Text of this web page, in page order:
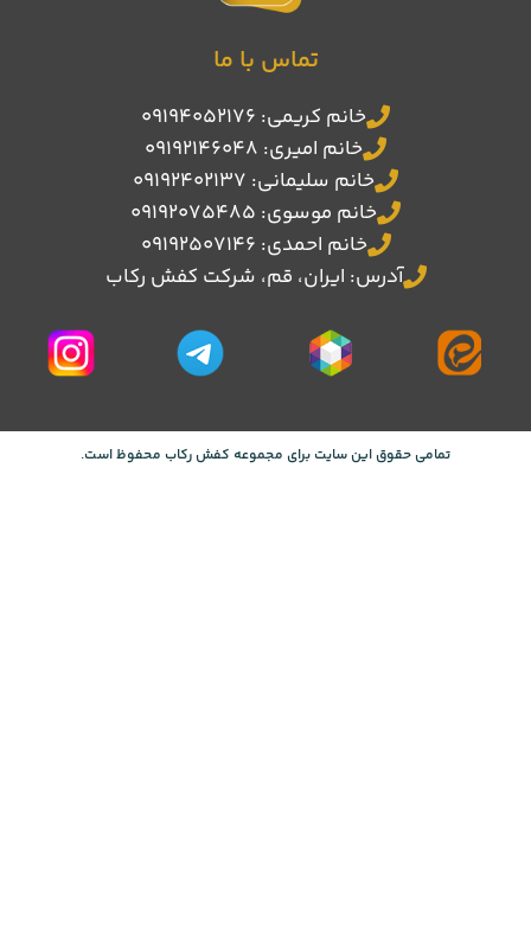
تماس با ما
خانم کریمی: 09194052176
خانم امیری: 09192146048
خانم سلیمانی: 09192402137
خانم موسوی: 09192075485
خانم احمدی: 09192507146
آدرس: ایران، قم، شرکت کفش رکاب
تمامی حقوق این سایت برای مجموعه کفش رکاب محفوظ است.